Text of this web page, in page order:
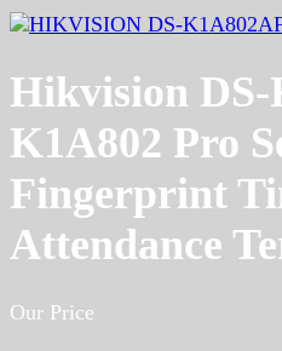
Hikvision
K1A802 Pro
Fingerprint
Attendance
Our Price